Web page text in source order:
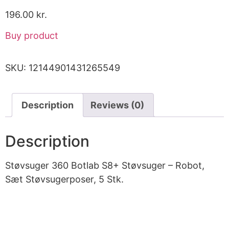
196.00 kr.
Buy product
SKU: 12144901431265549
Description Reviews (0)
Description
Støvsuger 360 Botlab S8+ Støvsuger – Robot,
Sæt Støvsugerposer, 5 Stk.